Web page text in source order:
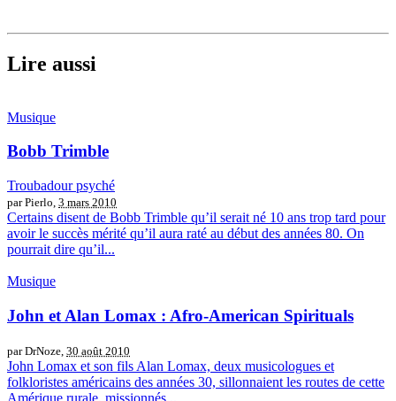
Lire aussi
Musique
Bobb Trimble
Troubadour psyché
par Pierlo, 3 mars 2010
Certains disent de Bobb Trimble qu’il serait né 10 ans trop tard pour
avoir le succès mérité qu’il aura raté au début des années 80. On
pourrait dire qu’il...
Musique
John et Alan Lomax : Afro-American Spirituals
par DrNoze, 30 août 2010
John Lomax et son fils Alan Lomax, deux musicologues et
folkloristes américains des années 30, sillonnaient les routes de cette
Amérique rurale, missionnés...